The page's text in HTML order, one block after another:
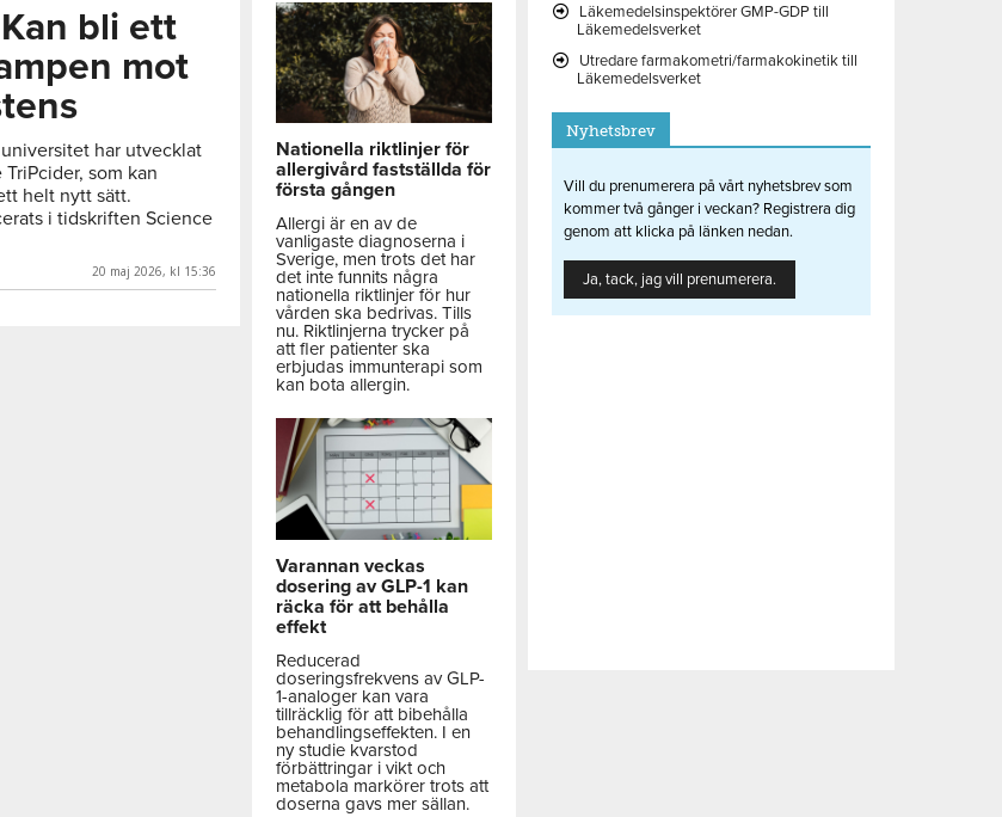
bli ett
mot
har utvecklat
som kan
helt nytt sätt.
i tidskriften Science
20 maj 2026, kl 15:36
Nationella riktlinjer för
allergivård fastställda för
första gången
Allergi är en av de
vanligaste diagnoserna i
Sverige, men trots det har
det inte funnits några
nationella riktlinjer för hur
vården ska bedrivas. Tills
nu. Riktlinjerna trycker på
att fler patienter ska
erbjudas immunterapi som
kan bota allergin.
Varannan veckas
dosering av GLP-1 kan
räcka för att behålla
effekt
Reducerad
doseringsfrekvens av GLP-
1-analoger kan vara
tillräcklig för att bibehålla
behandlingseffekten. I en
ny studie kvarstod
förbättringar i vikt och
metabola markörer trots att
doserna gavs mer sällan.
Läkemedelsinspektörer GMP-GDP till
Läkemedelsverket
Utredare farmakometri/farmakokinetik till
Läkemedelsverket
Nyhetsbrev
Vill du prenumerera på vårt nyhetsbrev som
kommer två gånger i veckan? Registrera dig
genom att klicka på länken nedan.
Ja, tack, jag vill prenumerera.